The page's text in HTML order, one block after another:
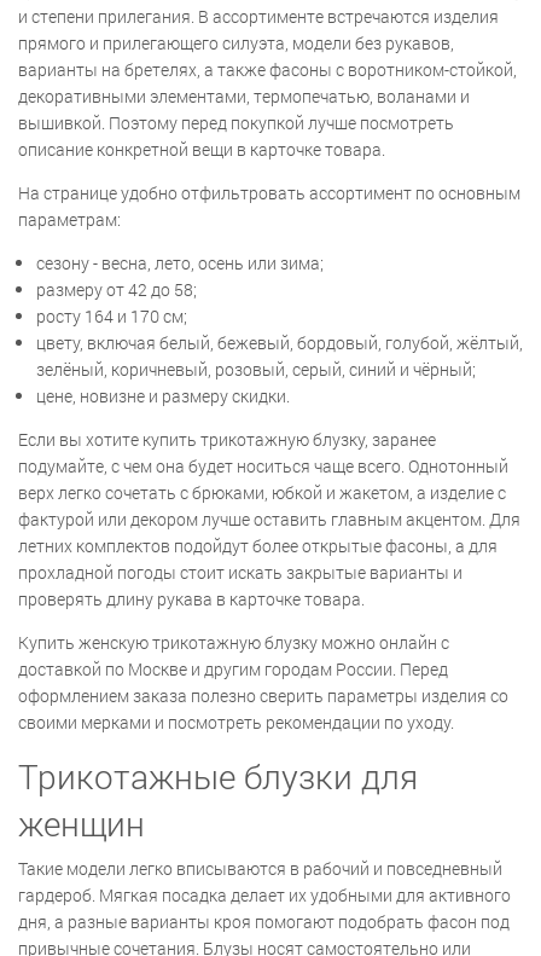
и степени прилегания. В ассортименте встречаются изделия
прямого и прилегающего силуэта, модели без рукавов,
варианты на бретелях, а также фасоны с воротником-стойкой,
декоративными элементами, термопечатью, воланами и
вышивкой. Поэтому перед покупкой лучше посмотреть
описание конкретной вещи в карточке товара.
На странице удобно отфильтровать ассортимент по основным
параметрам:
сезону - весна, лето, осень или зима;
размеру от 42 до 58;
росту 164 и 170 см;
цвету, включая белый, бежевый, бордовый, голубой, жёлтый,
зелёный, коричневый, розовый, серый, синий и чёрный;
цене, новизне и размеру скидки.
Если вы хотите купить трикотажную блузку, заранее
подумайте, с чем она будет носиться чаще всего. Однотонный
верх легко сочетать с брюками, юбкой и жакетом, а изделие с
фактурой или декором лучше оставить главным акцентом. Для
летних комплектов подойдут более открытые фасоны, а для
прохладной погоды стоит искать закрытые варианты и
проверять длину рукава в карточке товара.
Купить женскую трикотажную блузку можно онлайн с
доставкой по Москве и другим городам России. Перед
оформлением заказа полезно сверить параметры изделия со
своими мерками и посмотреть рекомендации по уходу.
Трикотажные блузки для
женщин
Такие модели легко вписываются в рабочий и повседневный
гардероб. Мягкая посадка делает их удобными для активного
дня, а разные варианты кроя помогают подобрать фасон под
привычные сочетания. Блузы носят самостоятельно или